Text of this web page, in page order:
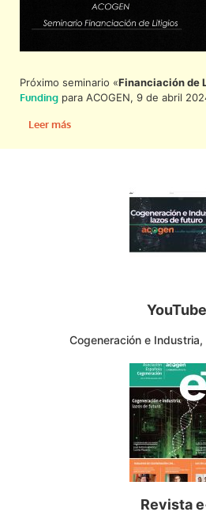
Próximo seminario «Financiación de
Funding para ACOGEN, 9 de abril
Leer más
YouTube
Cogeneración e
Revista